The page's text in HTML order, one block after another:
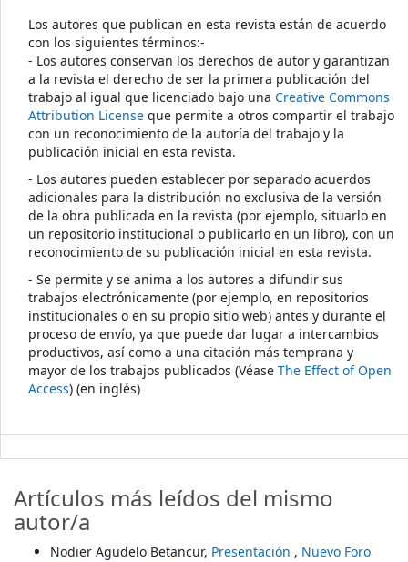
Los autores que publican en esta revista están de acuerdo
con los siguientes términos:-
- Los autores conservan los derechos de autor y garantizan
a la revista el derecho de ser la primera publicación del
trabajo al igual que licenciado bajo una Creative Commons
Attribution License que permite a otros compartir el trabajo
con un reconocimiento de la autoría del trabajo y la
publicación inicial en esta revista.
- Los autores pueden establecer por separado acuerdos
adicionales para la distribución no exclusiva de la versión
de la obra publicada en la revista (por ejemplo, situarlo en
un repositorio institucional o publicarlo en un libro), con un
reconocimiento de su publicación inicial en esta revista.
- Se permite y se anima a los autores a difundir sus
trabajos electrónicamente (por ejemplo, en repositorios
institucionales o en su propio sitio web) antes y durante el
proceso de envío, ya que puede dar lugar a intercambios
productivos, así como a una citación más temprana y
mayor de los trabajos publicados (Véase The Effect of Open
Access) (en inglés)
Artículos más leídos del mismo
autor/a
Nodier Agudelo Betancur, Presentación , Nuevo Foro